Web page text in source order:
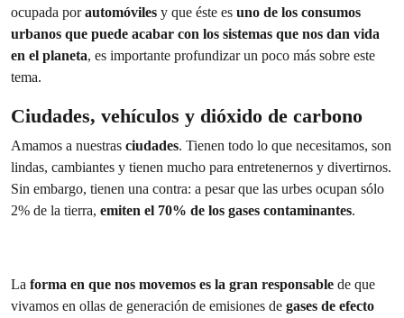
ocupada porautomóviles y que éste es uno de los consumos
urbanos que puede acabar con los sistemas que nos dan vida
en el planeta, es importante profundizar un poco más sobre este
tema.
Ciudades, vehículos y dióxido de carbono
Amamos a nuestras ciudades. Tienen todo lo que necesitamos, son
lindas, cambiantes y tienen mucho para entretenernos y divertirnos.
Sin embargo, tienen una contra: a pesar que las urbes ocupan sólo
2% de la tierra, emiten el 70% de los gases contaminantes.
La forma en que nos movemos es la gran responsable de que
vivamos en ollas de generación de emisiones de gases de efecto